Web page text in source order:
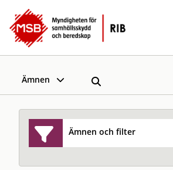
Ämnen
Ämnen och filter